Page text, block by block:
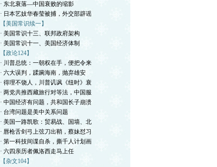
· 东北衰落—中国衰败的缩影
· 日本艺妓华春莹被捕，外交部辟谣
【美国常识续一】
· 美国常识十三、联邦政府架构
· 美国常识十一、美国经济体制
【政论124】
· 川普总统：一朝权在手，便把令来
· 六大误判，蹂躏海南，抛弃雄安
· 得理不饶人，川普讥讽《纽时》衰
· 两党共推西藏旅行对等法，中国服
· 中国经济有问题，共和国长子崩溃
· 台湾问题是美中关系问题
· 美国一路凯歌：贸易战、国墙、北
· 唇枪舌剑弓上弦刀出鞘，蔡妹怼习
· 第一科技间谍自杀，撕千人计划画
· 六四亲历者佩洛西走马上任
【杂文104】